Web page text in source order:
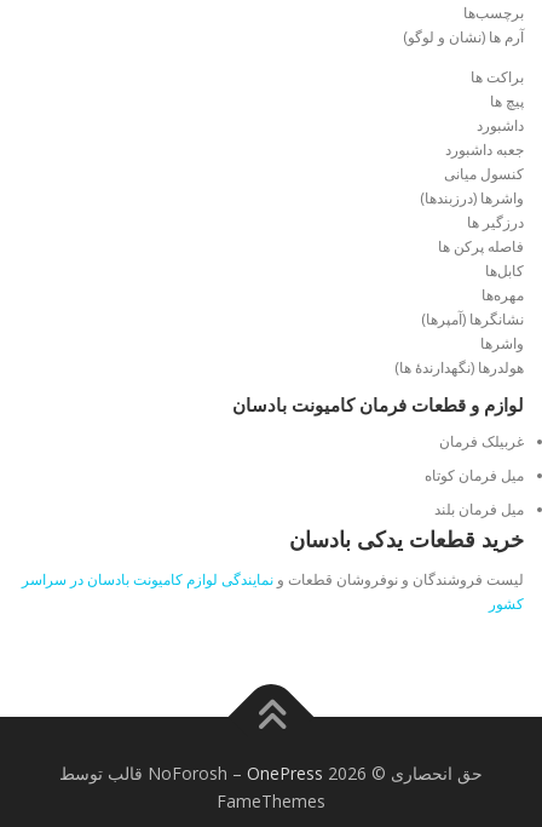
برچسب‌ها
آرم ها (نشان و لوگو)
براکت ها
پیچ ها
داشبورد
جعبه داشبورد
کنسول میانی
واشرها (درزبندها)
درزگیر ها
فاصله پرکن ها
کابل‌ها
مهره‌ها
نشانگرها (آمپرها)
واشرها
هولدرها (نگهدارندهٔ ها)
لوازم و قطعات فرمان کامیونت بادسان
غربیلک فرمان
میل فرمان کوتاه
میل فرمان بلند
خرید قطعات یدکی بادسان
لیست فروشندگان و نوفروشان قطعات و نمایندگی لوازم کامیونت بادسان در سراسر
کشور
حق انحصاری © 2026 NoForosh – OnePress
قالب توسط
FameThemes